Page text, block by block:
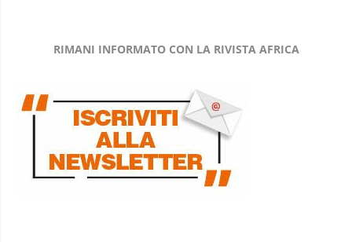
RIMANI INFORMATO CON LA RIVISTA AFRICA